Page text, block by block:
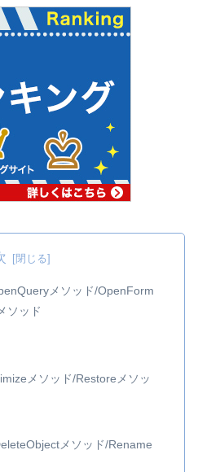
メソッド/OpenForm
ソッド
メソッド/Restoreメソッ
メソッド/Rename